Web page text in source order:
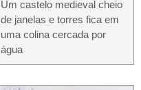
Um castelo medieval cheio
de janelas e torres fica em
uma colina cercada por
água